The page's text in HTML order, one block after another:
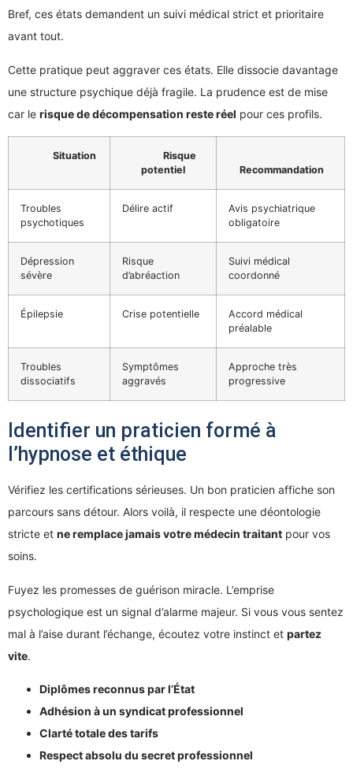
Bref, ces états demandent un suivi médical strict et prioritaire
avant tout.
Cette pratique peut aggraver ces états. Elle dissocie davantage
une structure psychique déjà fragile. La prudence est de mise
car le risque de décompensation reste réel pour ces profils.
Situation
Risque
potentiel
Recommandation
Troubles
psychotiques
Délire actif
Avis psychiatrique
obligatoire
Dépression
sévère
Risque
d’abréaction
Suivi médical
coordonné
Épilepsie Crise potentielle
Accord médical
préalable
Troubles
dissociatifs
Symptômes
aggravés
Approche très
progressive
Identifier un praticien formé à
l’hypnose et éthique
Vérifiez les certifications sérieuses. Un bon praticien affiche son
parcours sans détour. Alors voilà, il respecte une déontologie
stricte et ne remplace jamais votre médecin traitant pour vos
soins.
Fuyez les promesses de guérison miracle. L’emprise
psychologique est un signal d’alarme majeur. Si vous vous sentez
mal à l’aise durant l’échange, écoutez votre instinct et partez
vite.
Diplômes reconnus par l’État
Adhésion à un syndicat professionnel
Clarté totale des tarifs
Respect absolu du secret professionnel